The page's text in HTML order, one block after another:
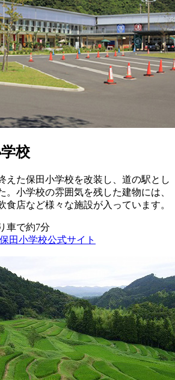
校
えた保田小学校を改装し、道の駅とし
。小学校の雰囲気を残した建物には、
食店など様々な施設が入っています。
車で約7分
田小学校公式サイト